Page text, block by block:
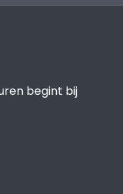
begint bij